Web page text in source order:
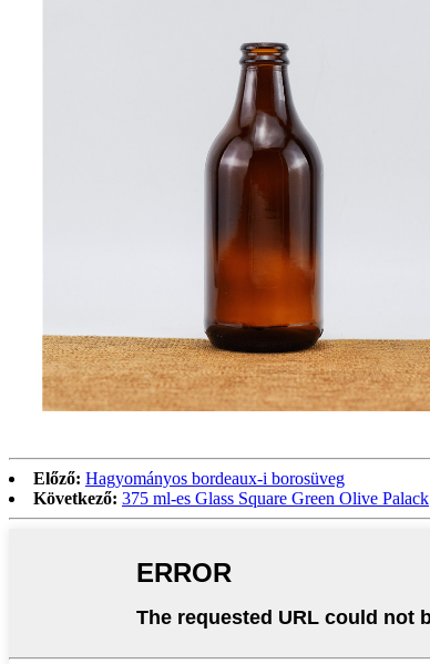
Előző: Hagyományos bordeaux-i borosüveg
Következő: 375 ml-es Glass Square Green Olive Palack